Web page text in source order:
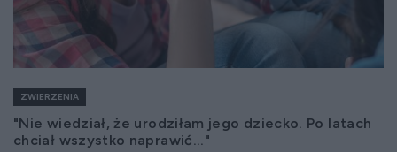
ZWIERZENIA
"Nie wiedział, że urodziłam jego dziecko. Po latach
chciał wszystko naprawić..."